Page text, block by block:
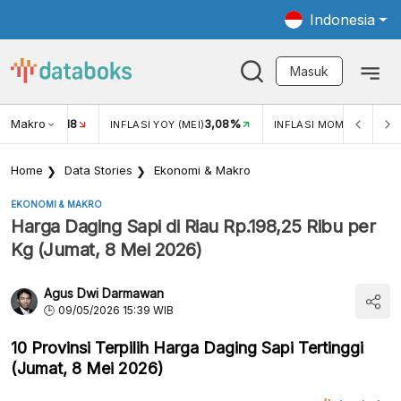
Indonesia
Masuk
Makro
USD/IDR 18 INFLASI YOY (MEI)3,08% INFLASI MOM (MEI)
Home Data Stories Ekonomi & Makro
EKONOMI & MAKRO
Harga Daging Sapi di Riau Rp.198,25 Ribu per
Kg (Jumat, 8 Mei 2026)
Agus Dwi Darmawan
09/05/2026 15:39 WIB
10 Provinsi Terpilih Harga Daging Sapi Tertinggi
(Jumat, 8 Mei 2026)